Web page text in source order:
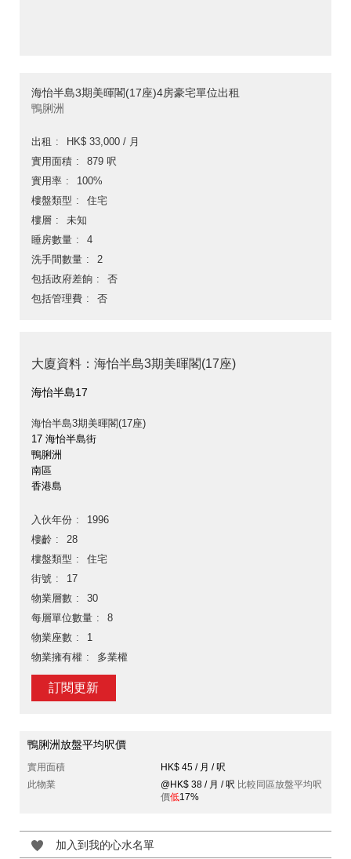
海怡半島3期美暉閣(17座)4房豪宅單位出租
鴨脷洲
出租
HK$ 33,000 / 月
實用面積
879 呎
實用率
100%
樓盤類型
住宅
樓層
未知
睡房數量
4
洗手間數量
2
包括政府差餉
否
包括管理費
否
大廈資料：海怡半島3期美暉閣(17座)
海怡半島17
海怡半島3期美暉閣(17座)
17 海怡半島街
鴨脷洲
南區
香港島
入伙年份
1996
樓齡
28
樓盤類型
住宅
街號
17
物業層數
30
每層單位數量
8
物業座數
1
物業擁有權
多業權
訂閱更新
鴨脷洲放盤平均呎價
實用面積
HK$ 45 / 月 / 呎
此物業
@HK$ 38 / 月 / 呎 比較同區放盤平均呎
價低17%
加入到我的心水名單